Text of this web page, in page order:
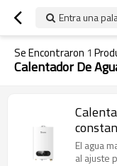
Entra una
Se Encontraron 1
Calentador De
OEM y
El agua
al ajuste